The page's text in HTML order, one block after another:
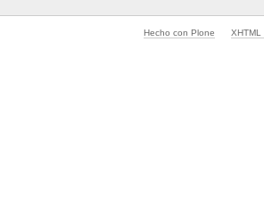
Hecho con Plone XHTML